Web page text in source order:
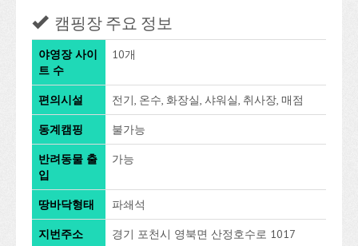
캠핑장 주요 정보
야영장 사이
트 수
10개
편의시설 전기, 온수, 화장실, 샤워실, 취사장, 매점
동계캠핑 불가능
반려동물 출
입
가능
땅바닥형태 파쇄석
지번주소 경기 포천시 영북면 산정호수로 1017